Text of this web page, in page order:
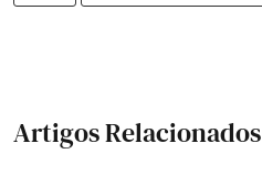
Artigos Relacionados